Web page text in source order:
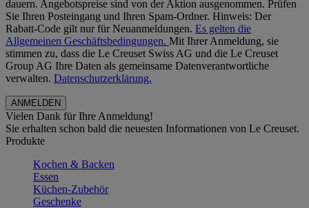
dauern. Angebotspreise sind von der Aktion ausgenommen. Prüfen
Sie Ihren Posteingang und Ihren Spam-Ordner. Hinweis: Der
Rabatt-Code gilt nur für Neuanmeldungen. Es gelten die
Allgemeinen Geschäftsbedingungen. Mit Ihrer Anmeldung, sie
stimmen zu, dass die Le Creuset Swiss AG und die Le Creuset
Group AG Ihre Daten als gemeinsame Datenverantwortliche
verwalten. Datenschutzerklärung.
Vielen Dank für Ihre Anmeldung!
Sie erhalten schon bald die neuesten Informationen von Le Creuset.
Produkte
Kochen & Backen
Essen
Küchen-Zubehör
Geschenke